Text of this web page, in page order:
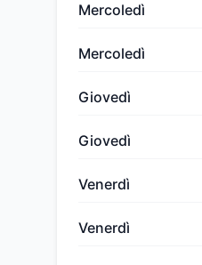
Mercoledì
Mercoledì
Giovedì
Giovedì
Venerdì
Venerdì